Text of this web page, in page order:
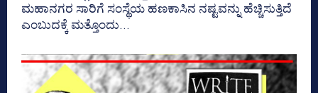
ಮಹಾನಗರ ಸಾರಿಗೆ ಸಂಸ್ಥೆಯ ಹಣಕಾಸಿನ ನಷ್ಟವನ್ನು ಹೆಚ್ಚಿಸುತ್ತಿದೆ
ಎಂಬುದಕ್ಕೆ ಮತ್ತೊಂದು...